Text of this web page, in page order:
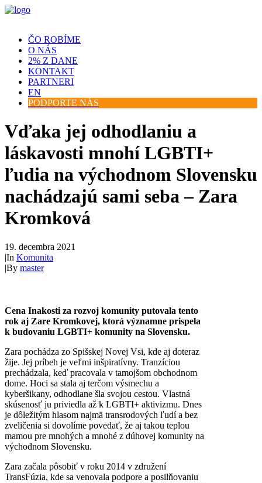
ČO ROBÍME
O NÁS
2% Z DANE
KONTAKT
PARTNERI
EN
PODPORTE NÁS
Vďaka jej odhodlaniu a
láskavosti mnohí LGBTI+
ľudia na východnom Slovensku
nachádzajú sami seba – Zara
Kromková
19. decembra 2021
|In Komunita
|By master
Cena Inakosti za rozvoj komunity putovala tento
rok aj Zare Kromkovej, ktorá významne prispela
k budovaniu LGBTI+ komunity na Slovensku.
Zara pochádza zo Spišskej Novej Vsi, kde aj doteraz
žije. Jej príbeh je veľmi inšpiratívny. Tranzíciou
prechádzala, keď pracovala v tamojšom obchodnom
dome. Hoci sa stala aj terčom výsmechu a
kyberšikany, odhodlane šla svojou cestou. Vlastná
skúsenosť ju priviedla až k LGBTI+ aktivizmu. Dnes
je dôležitým hlasom najmä transrodových ľudí a bez
zveličenia si dovolíme povedať, že aj takou teplou
mamou pre mnohých a mnohé z dúhovej komunity na
východnom Slovensku.
Zara začala pôsobiť v roku 2014 v združení
TransFúzia, kde sa venovala podpore a posilňovaniu